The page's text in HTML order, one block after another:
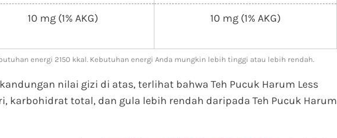
10 mg (1% AKG) 10 mg (1% AKG)
energi 2150 kkal. Kebutuhan energi Anda mungkin lebih tinggi atau lebih rendah.
nilai gizi di atas, terlihat bahwa Teh Pucuk Harum Less
karbohidrat total, dan gula lebih rendah daripada Teh Pucuk Harum